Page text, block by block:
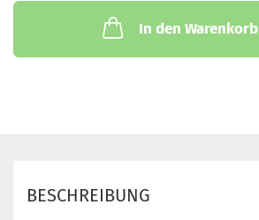
In den Warenkorb
BESCHREIBUNG